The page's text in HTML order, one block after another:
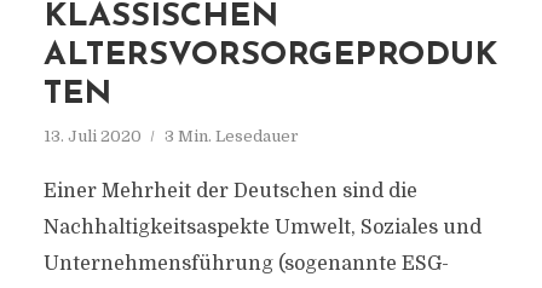
KLASSISCHEN
ALTERSVORSORGEPRODUK
TEN
13. Juli 2020 3 Min. Lesedauer
Einer Mehrheit der Deutschen sind die
Nachhaltigkeitsaspekte Umwelt, Soziales und
Unternehmensführung (sogenannte ESG-